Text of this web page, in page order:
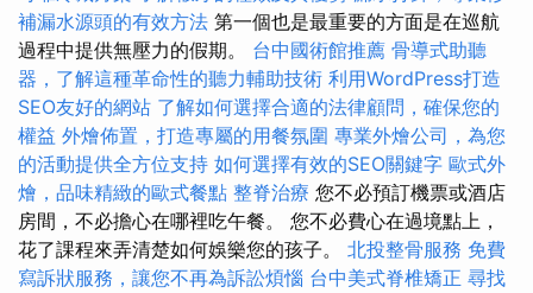
補漏水源頭的有效方法 第一個也是最重要的方面是在巡航
過程中提供無壓力的假期。 台中國術館推薦 骨導式助聽
器，了解這種革命性的聽力輔助技術 利用WordPress打造
SEO友好的網站 了解如何選擇合適的法律顧問，確保您的
權益 外燴佈置，打造專屬的用餐氛圍 專業外燴公司，為您
的活動提供全方位支持 如何選擇有效的SEO關鍵字 歐式外
燴，品味精緻的歐式餐點 整脊治療 您不必預訂機票或酒店
房間，不必擔心在哪裡吃午餐。 您不必費心在過境點上，
花了課程來弄清楚如何娛樂您的孩子。 北投整骨服務 免費
寫訴狀服務，讓您不再為訴訟煩惱 台中美式脊椎矯正 尋找